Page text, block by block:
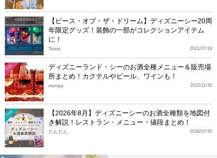
【ピース・オブ・ザ・ドリーム】ディズニーシー20周
年限定グッズ！装飾の一部がコレクションアイテム
に！
2021/07/19
Tomo
TDL
ディズニーランド・シーのお酒全種メニュー＆販売場
所まとめ！カクテルやビール、ワインも！
2022/11/30
monpy
TDS
【2026年8月】ディズニーシーのお酒全種類を地図付
き解説！レストラン・メニュー・値段まとめ！
2026/07/30
だんだん